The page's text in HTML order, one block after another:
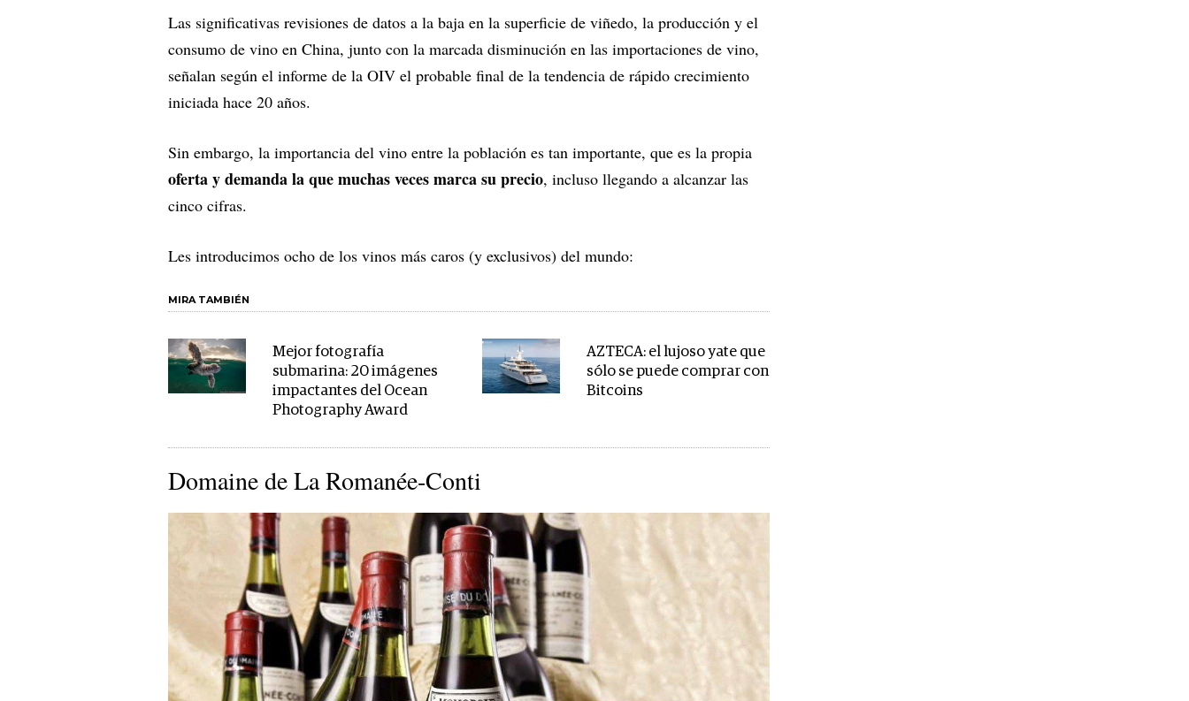
Las significativas revisiones de datos a la baja en la superficie de viñedo, la producción y el
consumo de vino en China, junto con la marcada disminución en las importaciones de vino,
señalan según el informe de la OIV el probable final de la tendencia de rápido crecimiento
iniciada hace 20 años.
Sin embargo, la importancia del vino entre la población es tan importante, que es la propia
oferta y demanda la que muchas veces marca su precio, incluso llegando a alcanzar las
cinco cifras.
Les introducimos ocho de los vinos más caros (y exclusivos) del mundo:
MIRA TAMBIÉN
Mejor fotografía
submarina: 20 imágenes
impactantes del Ocean
Photography Award
AZTECA: el lujoso yate que
sólo se puede comprar con
Bitcoins
Domaine de La Romanée-Conti